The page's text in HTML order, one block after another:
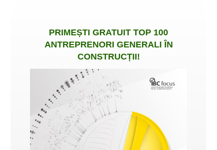
PRIMEȘTI GRATUIT TOP 100
ANTREPRENORI GENERALI ÎN
CONSTRUCȚII!